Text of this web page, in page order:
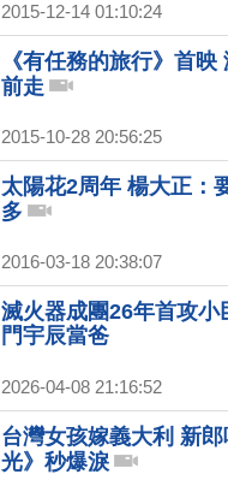
2015-12-14 01:10:24
《有任務的旅行》首映
前走
2015-10-28 20:56:25
太陽花2周年 楊大正：
多
2016-03-18 20:38:07
滅火器成團26年首攻小
門宇辰當爸
2026-04-08 21:16:52
台灣女孩嫁義大利 新
光》秒爆淚